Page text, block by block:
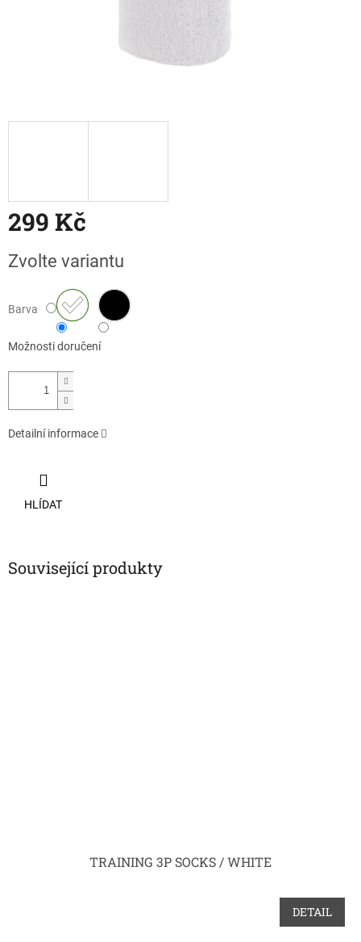
299 Kč
cena:
Zvolte variantu
Barva
Možnosti doručení
Detailní informace
HLÍDAT
Související produkty
TRAINING 3P SOCKS / WHITE
DETAIL